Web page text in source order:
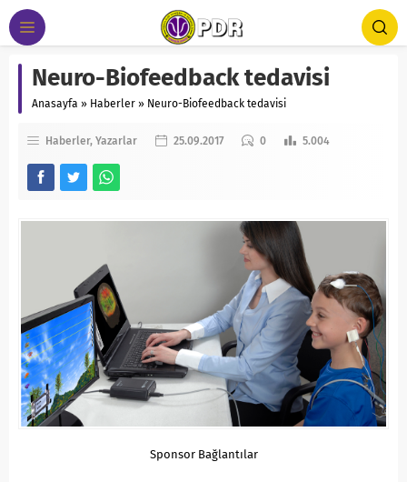
Neuro-Biofeedback tedavisi
Anasayfa » Haberler » Neuro-Biofeedback tedavisi
Haberler Yazarlar 25.09.2017 0 5.004
Sponsor Bağlantılar